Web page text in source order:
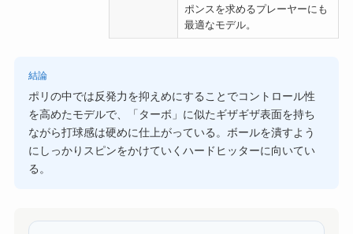
ポンスを求めるプレーヤーにも
最適なモデル。
結論
ポリの中では反発力を抑えめにすることでコントロール性
を高めたモデルで、「ターボ」に似たギザギザ表面を持ち
ながら打球感は硬めに仕上がっている。ボールを潰すよう
にしっかりスピンをかけていくハードヒッターに向いてい
る。